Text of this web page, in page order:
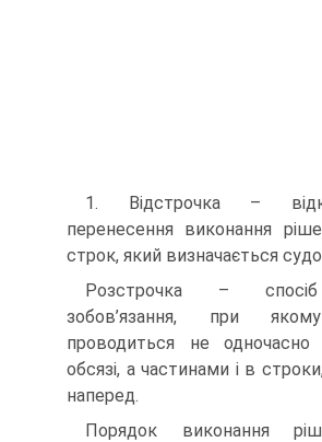
1. Відстрочка –
перенесення виконання
строк, який визначається
Розстрочка –
зобов’язання, при
проводиться не
обсязі, а частинами і в
наперед.
Порядок виконання